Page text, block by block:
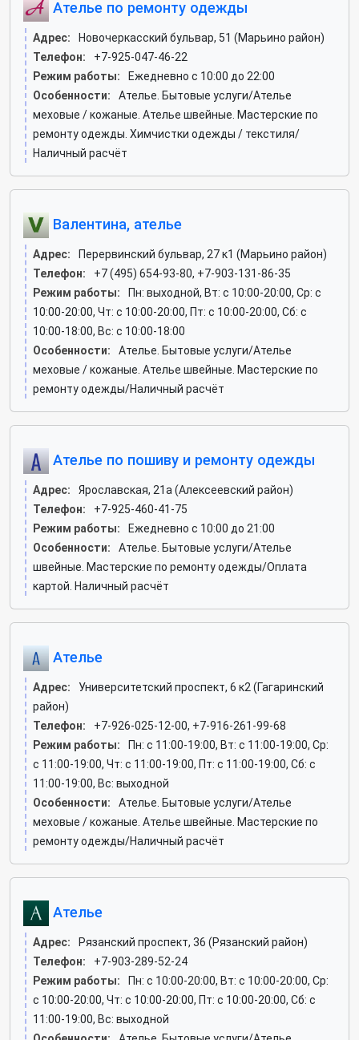
Ателье по ремонту одежды
Адрес:
Новочеркасский бульвар, 51 (Марьино район)
Телефон:
+7-925-047-46-22
Режим работы:
Ежедневно с 10:00 до 22:00
Особенности:
Ателье. Бытовые услуги/Ателье
меховые / кожаные. Ателье швейные. Мастерские по
ремонту одежды. Химчистки одежды / текстиля/
Наличный расчёт
Валентина, ателье
Адрес:
Перервинский бульвар, 27 к1 (Марьино район)
Телефон:
+7 (495) 654-93-80, +7-903-131-86-35
Режим работы:
Пн: выходной, Вт: c 10:00-20:00, Ср: c
10:00-20:00, Чт: c 10:00-20:00, Пт: c 10:00-20:00, Сб: c
10:00-18:00, Вс: c 10:00-18:00
Особенности:
Ателье. Бытовые услуги/Ателье
меховые / кожаные. Ателье швейные. Мастерские по
ремонту одежды/Наличный расчёт
Ателье по пошиву и ремонту одежды
Адрес:
Ярославская, 21а (Алексеевский район)
Телефон:
+7-925-460-41-75
Режим работы:
Ежедневно с 10:00 до 21:00
Особенности:
Ателье. Бытовые услуги/Ателье
швейные. Мастерские по ремонту одежды/Оплата
картой. Наличный расчёт
Ателье
Адрес:
Университетский проспект, 6 к2 (Гагаринский
район)
Телефон:
+7-926-025-12-00, +7-916-261-99-68
Режим работы:
Пн: c 11:00-19:00, Вт: c 11:00-19:00, Ср:
c 11:00-19:00, Чт: c 11:00-19:00, Пт: c 11:00-19:00, Сб: c
11:00-19:00, Вс: выходной
Особенности:
Ателье. Бытовые услуги/Ателье
меховые / кожаные. Ателье швейные. Мастерские по
ремонту одежды/Наличный расчёт
Ателье
Адрес:
Рязанский проспект, 36 (Рязанский район)
Телефон:
+7-903-289-52-24
Режим работы:
Пн: c 10:00-20:00, Вт: c 10:00-20:00, Ср:
c 10:00-20:00, Чт: c 10:00-20:00, Пт: c 10:00-20:00, Сб: c
11:00-19:00, Вс: выходной